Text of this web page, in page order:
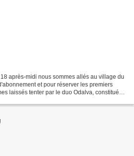
après-midi nous sommes allés au village du
et pour réserver les premiers
laissés tenter par le duo Odalva, constitué